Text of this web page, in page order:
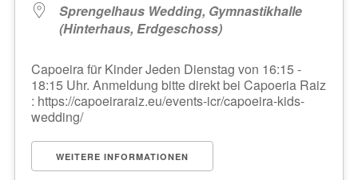
Sprengelhaus Wedding, Gymnastikhalle
(Hinterhaus, Erdgeschoss)
Capoeira für Kinder Jeden Dienstag von 16:15 -
18:15 Uhr. Anmeldung bitte direkt bei Capoeria Raiz
: https://capoeiraraiz.eu/events-icr/capoeira-kids-
wedding/
WEITERE INFORMATIONEN